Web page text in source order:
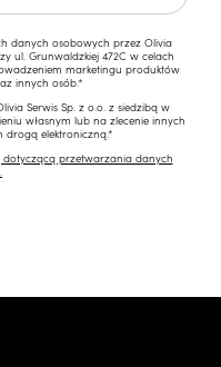
danych osobowych przez Olivia
ul. Grunwaldzkiej 472C w celach
marketingu produktów
innych osób.*
Serwis Sp. z o.o. z siedzibą w
własnym lub na zlecenie innych
drogą elektroniczną.*
przetwarzania danych